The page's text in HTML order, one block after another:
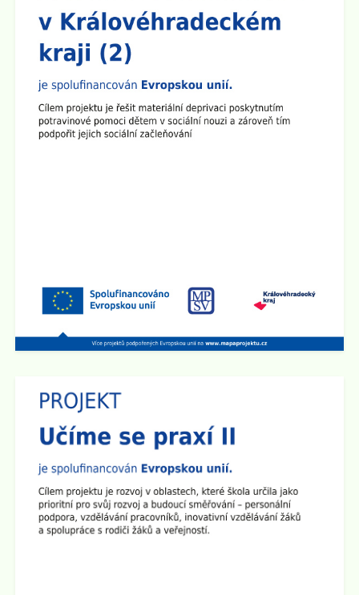
představit do prvních a šestých tříd.
Zveřejněno: 8.9.2025
Plenární schůze SRPŠ
Dne 15.9. 2025 v 15:30 hod se v učebně 8.A na 2.
stupni školy koná Plenární schůze SRPŠ.
Schůzka pro rodiče budoucích prvňáčků
Rodičovská schůzka se uskuteční v úterý 3.6. 2025 v
15:30 hod v učebně 2.B na 1. stupni školy.
Den otevřených dveří na 2. stupni školy
Dne 29.4. od 15:00 do 17:30 hod zveme všechny
rodiče a přátele školy naDen otevřených dveří na 2.
stupni
. Ve třídách budou připraveny různé prezentace a
ukázky pomůcek. Den otevřených dveří chceme
zakončit společným opékáním na školním dvoře.
Všichni jste srdečně zváni!